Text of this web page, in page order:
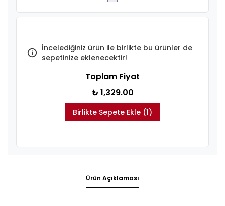
İncelediğiniz ürün ile birlikte bu ürünler de
sepetinize eklenecektir!
Toplam Fiyat
₺ 1,329.00
Birlikte Sepete Ekle (1)
Ürün Açıklaması